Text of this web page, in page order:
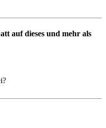
auf dieses und mehr als